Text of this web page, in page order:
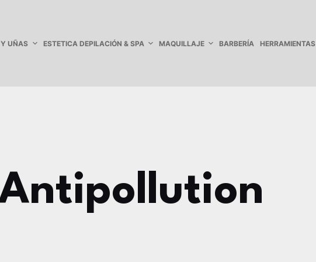
UÑAS ESTETICA DEPILACIÓN & SPA MAQUILLAJE BARBERÍA HERRAMIENTAS